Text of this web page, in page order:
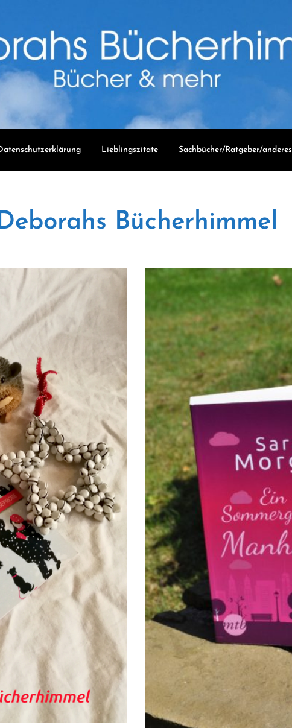
Lieblingszitate Sachbücher/Ratgeber/anderes
Bücherhimmel